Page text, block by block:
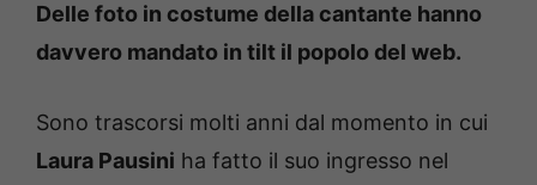
Delle foto in costume della cantante hanno
davvero mandato in tilt il popolo del web.
Sono trascorsi molti anni dal momento in cui
Laura Pausini ha fatto il suo ingresso nel